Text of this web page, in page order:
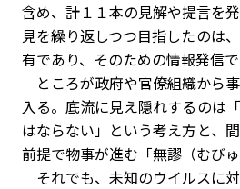
含め、計１１本の見解や提言を
見を繰り返しつつ目指したのは
有であり、そのための情報発信で
ところが政府や官僚組織から
入る。底流に見え隠れするのは
はならない」という考え方と、
前提で物事が進む「無謬（むび
それでも、未知のウイルスに